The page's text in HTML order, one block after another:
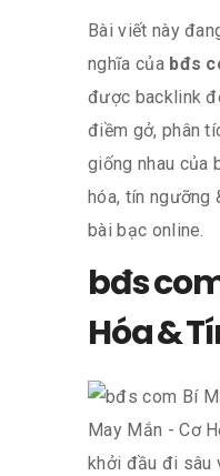
Bài viết này
nghĩa của bđs
được backlink
điềm gở, phân
giống nhau của
hóa, tín ngưỡng
bài bạc online.
bđs
Hóa &
khởi đầu đi sâu